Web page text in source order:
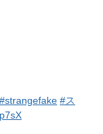
#strangefake #ス